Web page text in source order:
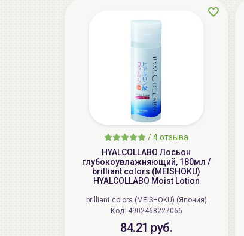
/4 отзыва
HYALCOLLABO Лосьон
глубокоувлажняющий, 180мл /
brilliant colors (MEISHOKU)
HYALCOLLABO Moist Lotion
brilliant colors (MEISHOKU) (Япония)
Код: 4902468227066
84.21 руб.